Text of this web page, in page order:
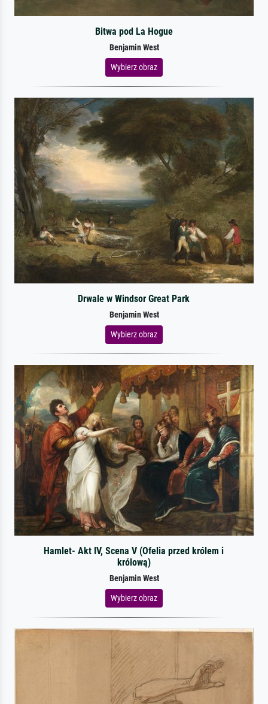
Bitwa pod La Hogue
Benjamin West
Wybierz obraz
Drwale w Windsor Great Park
Benjamin West
Wybierz obraz
Hamlet- Akt IV, Scena V (Ofelia przed królem i
królową)
Benjamin West
Wybierz obraz